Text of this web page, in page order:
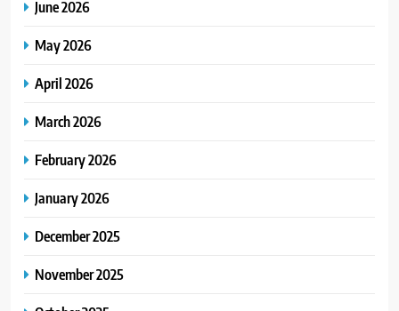
June 2026
May 2026
April 2026
March 2026
February 2026
January 2026
December 2025
November 2025